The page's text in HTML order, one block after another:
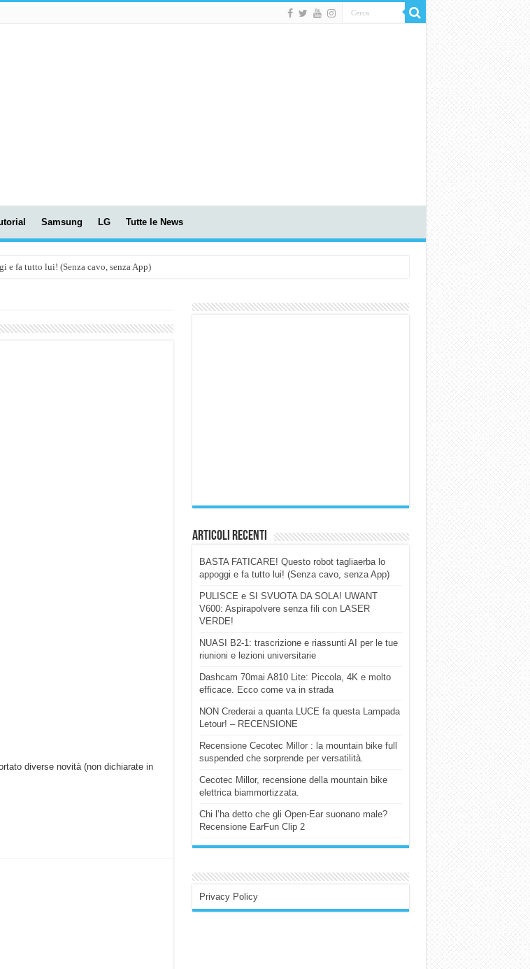
Samsung LG Tutte le News
e fa tutto lui! (Senza cavo, senza App)
Ecco come va in strada
diverse novità (non dichiarate in
Articoli Recenti
BASTA FATICARE! Questo robot tagliaerba lo
appoggi e fa tutto lui! (Senza cavo, senza App)
PULISCE e SI SVUOTA DA SOLA! UWANT
V600: Aspirapolvere senza fili con LASER
VERDE!
NUASI B2-1: trascrizione e riassunti AI per le tue
riunioni e lezioni universitarie
Dashcam 70mai A810 Lite: Piccola, 4K e molto
efficace. Ecco come va in strada
NON Crederai a quanta LUCE fa questa Lampada
Letour! – RECENSIONE
Recensione Cecotec Millor : la mountain bike full
suspended che sorprende per versatilità.
Cecotec Millor, recensione della mountain bike
elettrica biammortizzata.
Chi l’ha detto che gli Open-Ear suonano male?
Recensione EarFun Clip 2
Privacy Policy